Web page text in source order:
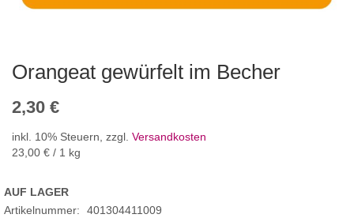
Orangeat gewürfelt im Becher
2,30 €
inkl. 10% Steuern, zzgl. Versandkosten
23,00 € / 1 kg
AUF LAGER
Artikelnummer
401304411009